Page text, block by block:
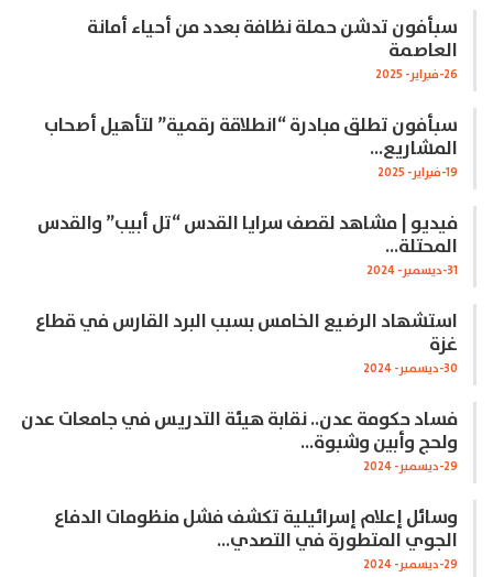
سبأفون تدشن حملة نظافة بعدد من أحياء أمانة
العاصمة
26-فبراير- 2025
سبأفون تطلق مبادرة “انطلاقة رقمية” لتأهيل أصحاب
المشاريع…
19-فبراير- 2025
فيديو | مشاهد لقصف سرايا القدس “تل أبيب” والقدس
المحتلة…
31-ديسمبر- 2024
استشهاد الرضيع الخامس بسبب البرد القارس في قطاع
غزة
30-ديسمبر- 2024
فساد حكومة عدن.. نقابة هيئة التدريس في جامعات عدن
ولحج وأبين وشبوة…
29-ديسمبر- 2024
وسائل إعلام إسرائيلية تكشف فشل منظومات الدفاع
الجوي المتطورة في التصدي…
29-ديسمبر- 2024